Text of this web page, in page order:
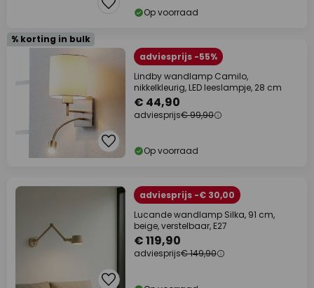
Op voorraad
% korting in bulk
adviesprijs -55%
Lindby wandlamp Camilo,
nikkelkleurig, LED leeslampje, 28 cm
€ 44,90
adviesprijs€ 99,90
Op voorraad
adviesprijs -€ 30,00
Lucande wandlamp Silka, 91 cm,
beige, verstelbaar, E27
€ 119,90
adviesprijs€ 149,90